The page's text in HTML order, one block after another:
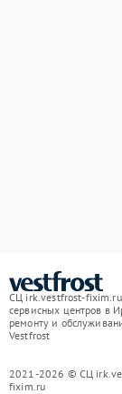
СЦ irk.vestfrost-fixim.ru
сервисных центров в
ремонту и
Vestfrost
2021-2026 © СЦ
fixim.ru